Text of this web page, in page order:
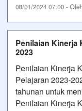
08/01/2024 07:00 -
Penilaian Kinerja
2023
Penilaian Kinerja
Pelajaran 2023-
tahunan untuk
Penilaian Kinerja